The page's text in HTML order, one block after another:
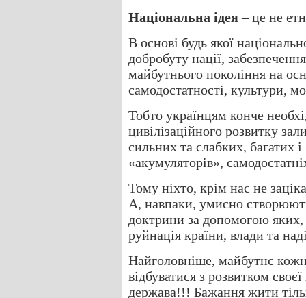
Національна ідея– це не
В основі будь якої
добробуту нації,
майбутнього покоління на
самодостатності, культури,
Тобто українцям конче
цивілізаційного розвитку
сильних та слабких, багатих
«акумуляторів»,
Тому ніхто, крім нас не
А, навпаки, умисно
доктрини за допомогою яких,
руйнація країни, влади та
Найголовніше, майбутнє
відбуватися з розвитком
держава!!! Бажання жити